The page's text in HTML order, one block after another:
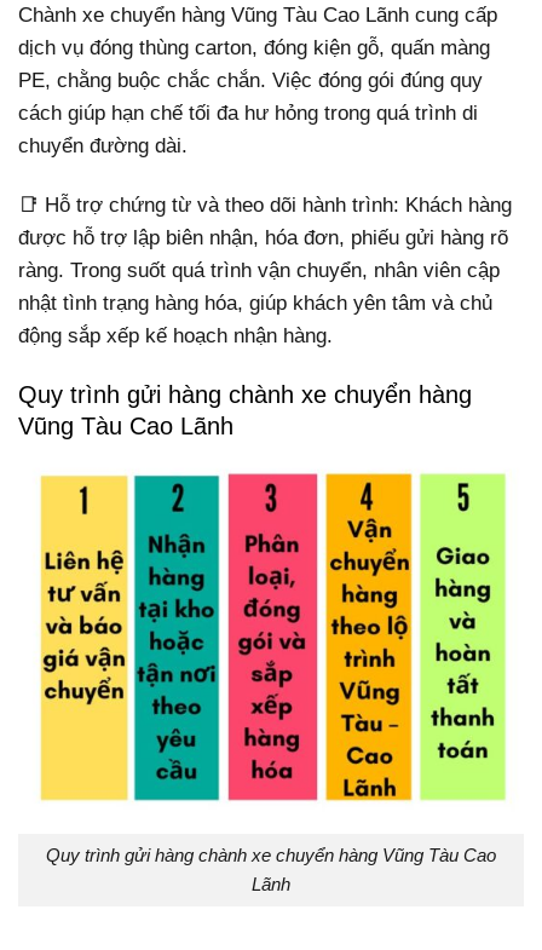
Chành xe chuyển hàng Vũng Tàu Cao Lãnh cung cấp
dịch vụ đóng thùng carton, đóng kiện gỗ, quấn màng
PE, chằng buộc chắc chắn. Việc đóng gói đúng quy
cách giúp hạn chế tối đa hư hỏng trong quá trình di
chuyển đường dài.
📑 Hỗ trợ chứng từ và theo dõi hành trình: Khách hàng
được hỗ trợ lập biên nhận, hóa đơn, phiếu gửi hàng rõ
ràng. Trong suốt quá trình vận chuyển, nhân viên cập
nhật tình trạng hàng hóa, giúp khách yên tâm và chủ
động sắp xếp kế hoạch nhận hàng.
Quy trình gửi hàng chành xe chuyển hàng
Vũng Tàu Cao Lãnh
Quy trình gửi hàng chành xe chuyển hàng Vũng Tàu Cao
Lãnh